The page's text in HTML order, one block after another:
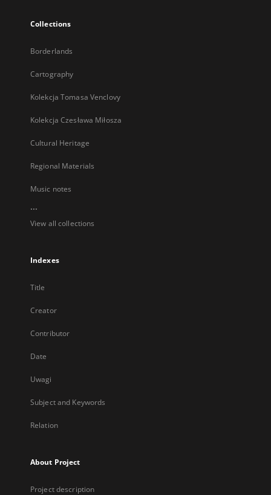
Collections
Borderlands
Cartography
Kolekcja Tomasa Venclovy
Kolekcja Czesława Miłosza
Cultural Heritage
Regional Materials
Music notes
...
View all collections
Indexes
Title
Creator
Contributor
Date
Uwagi
Subject and Keywords
Relation
About Project
Project description